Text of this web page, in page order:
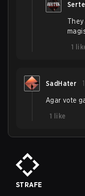
1
SadHater
Agar vote
1
like
STRAFE